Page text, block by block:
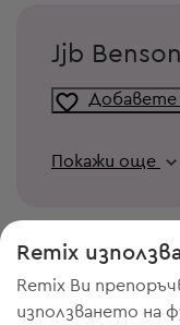
Jjb Benson
Добавете
Покажи още
Remix
Remix Ви
използването на